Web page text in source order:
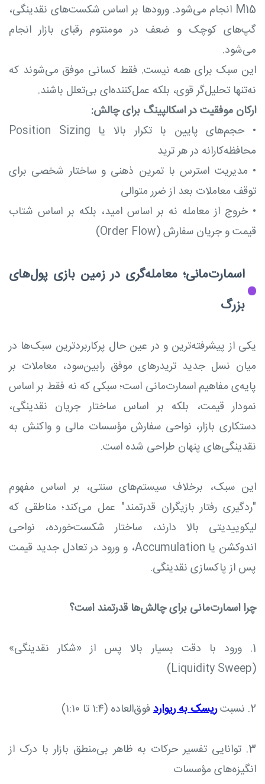
M15 انجام می‌شود. ورودها بر اساس شکست‌های نقدینگی،
گپ‌های کوچک و ضعف در مومنتوم رقبای بازار انجام
می‌شود.
این سبک برای همه نیست. فقط کسانی موفق می‌شوند که
نه‌تنها تحلیل‌گر قوی، بلکه عمل‌کننده‌ای بی‌تعلل باشند.
ارکان موفقیت در اسکالپینگ برای چالش:
•
حجم‌های پایین با تکرار بالا یا Position Sizing
محافظه‌کارانه در هر ترید
• مدیریت استرس با تمرین ذهنی و ساختار شخصی برای
توقف معاملات بعد از ضرر متوالی
• خروج از معامله نه بر اساس امید، بلکه بر اساس شتاب
قیمت و جریان سفارش (Order Flow)
اسمارت‌مانی؛ معامله‌گری در زمین بازی پول‌های
بزرگ
یکی از پیشرفته‌ترین و در عین حال پرکاربردترین سبک‌ها در
میان نسل جدید تریدرهای موفق رابین‌سود، معاملات بر
پایه‌ی مفاهیم اسمارت‌مانی است؛ سبکی که نه فقط بر اساس
نمودار قیمت، بلکه بر اساس ساختار جریان نقدینگی،
دستکاری بازار، نواحی سفارش مؤسسات مالی و واکنش به
نقدینگی‌های پنهان طراحی شده است.
این سبک، برخلاف سیستم‌های سنتی، بر اساس مفهوم
"ردگیری رفتار بازیگران قدرتمند" عمل می‌کند؛ مناطقی که
لیکوییدیتی بالا دارند، ساختار شکست‌خورده، نواحی
اندوکشن یا Accumulation، و ورود در تعادل جدید قیمت
پس از پاکسازی نقدینگی.
چرا اسمارت‌مانی برای چالش‌ها قدرتمند است؟
1. ورود با دقت بسیار بالا پس از «شکار نقدینگی»
(Liquidity Sweep)
2. نسبت ریسک به ریواردفوق‌العاده (۱:۴ تا ۱:۱۰)
3. توانایی تفسیر حرکات به ظاهر بی‌منطق بازار با درک از
انگیزه‌های مؤسسات